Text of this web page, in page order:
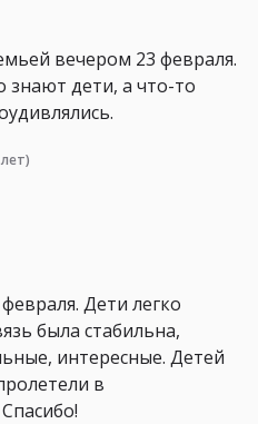
вечером 23 февраля.
знают дети, а что-то
Дети легко
была стабильна,
интересные. Детей
в